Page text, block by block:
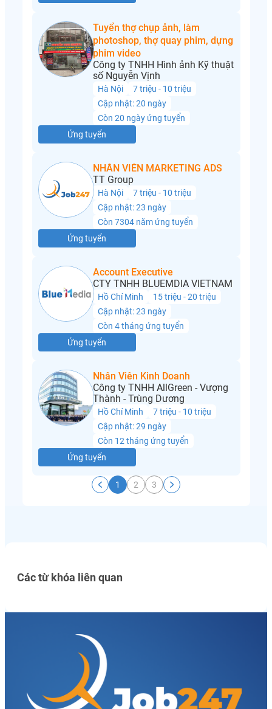
Tuyển thợ chụp ảnh, làm
photoshop, thợ quay phim, dựng
phim video
Công ty TNHH Hình ảnh Kỹ thuật
số Nguyễn Vịnh
Hà Nội
7 triệu - 10 triệu
Cập nhật: 20 ngày
Còn 20 ngày ứng tuyển
Ứng tuyển
NHÂN VIÊN MARKETING ADS
TT Group
Hà Nội
7 triệu - 10 triệu
Cập nhật: 23 ngày
Còn 7304 năm ứng tuyển
Ứng tuyển
Account Executive
CTY TNHH BLUEMDIA VIETNAM
Hồ Chí Minh
15 triệu - 20 triệu
Cập nhật: 23 ngày
Còn 4 tháng ứng tuyển
Ứng tuyển
Nhân Viên Kinh Doanh
Công ty TNHH AllGreen - Vượng
Thành - Trùng Dương
Hồ Chí Minh
7 triệu - 10 triệu
Cập nhật: 29 ngày
Còn 12 tháng ứng tuyển
Ứng tuyển
1 2 3
Các từ khóa liên quan